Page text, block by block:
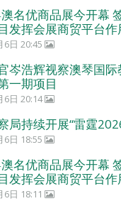
名优商品展今开幕
发挥会展商贸平台作
6日 20:45
岑浩辉视察澳琴国际
一期项目
6日 20:14
局持续开展“雷霆
6日 18:55
名优商品展今开幕
发挥会展商贸平台作
6日 18:11